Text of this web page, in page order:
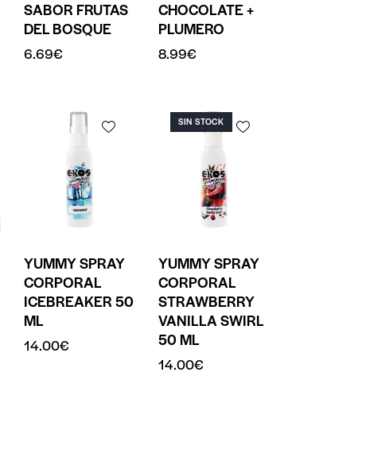
SABOR FRUTAS
DEL BOSQUE
6.69€
CHOCOLATE +
PLUMERO
8.99€
YUMMY SPRAY
CORPORAL
ICEBREAKER 50
ML
14.00€
SIN STOCK
YUMMY SPRAY
CORPORAL
STRAWBERRY
VANILLA SWIRL
50 ML
14.00€